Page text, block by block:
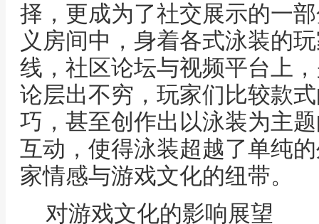
择，更成为了社交展示的一
义房间中，身着各式泳装的
线，社区论坛与视频平台上
论层出不穷，玩家们比较款
巧，甚至创作出以泳装为主
互动，使得泳装超越了单纯
家情感与游戏文化的纽带。
对游戏文化的影响展望